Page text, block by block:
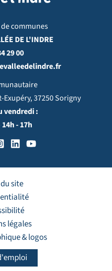
communes
DE L'INDRE
29 00
37250 Sorigny
vendredi :
14h - 17h
site
légales
& logos